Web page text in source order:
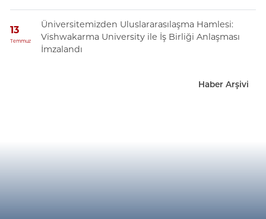
13
Temmuz
Üniversitemizden Uluslararasılaşma Hamlesi:
Vishwakarma University ile İş Birliği Anlaşması
İmzalandı
Haber Arşivi